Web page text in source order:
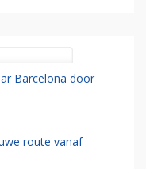
Barcelona door
route vanaf